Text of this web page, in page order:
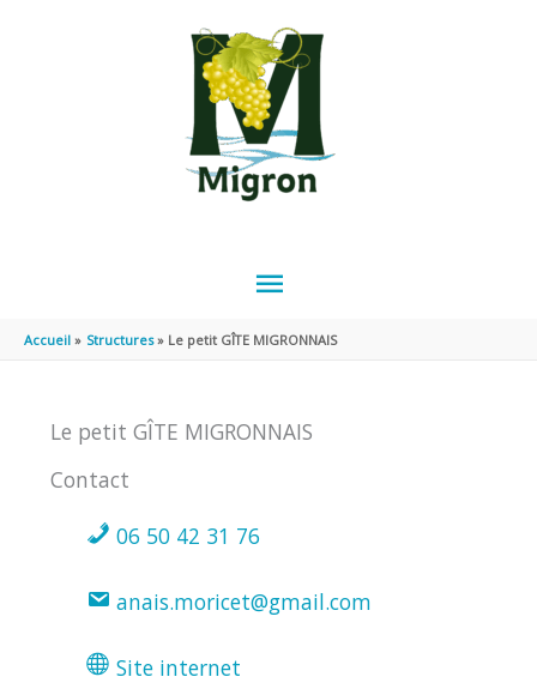
MENU
PRINCIPAL
Accueil Structures Le petit GÎTE MIGRONNAIS
Le petit GÎTE MIGRONNAIS
Contact
06 50 42 31 76
anais.moricet@gmail.com
Site internet